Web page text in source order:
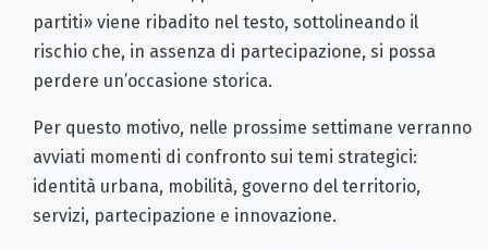
partiti» viene ribadito nel testo, sottolineando il
rischio che, in assenza di partecipazione, si possa
perdere un’occasione storica.
Per questo motivo, nelle prossime settimane verranno
avviati momenti di confronto sui temi strategici:
identità urbana, mobilità, governo del territorio,
servizi, partecipazione e innovazione.